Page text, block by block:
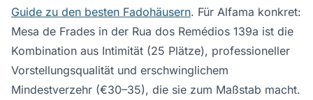
Guide zu den besten Fadohäusern. Für Alfama konkret:
Mesa de Frades in der Rua dos Remédios 139a ist die
Kombination aus Intimität (25 Plätze), professioneller
Vorstellungsqualität und erschwinglichem
Mindestverzehr (€30–35), die sie zum Maßstab macht.